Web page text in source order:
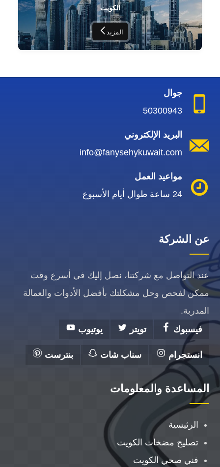
الكويت
المزيد
جوال
50300943
البريد الإلكتروني
info@fanysehykuwait.com
مواعيد العمل
24 ساعة طوال أيام الأسبوع
عن الشركة
عند التواصل مع شركتنا، نصل إليك في أسرع وقت
ممكن لفحص وحل مشكلتك بأفضل الأدوات والعمالة
المدربة.
فيسبوك
تويتر يوتيوب
انستجرام سناب شات بنترست
المساعدة والمعلومات
الرئيسية
تصليح مضخات الكويت
فني صحي الكويت